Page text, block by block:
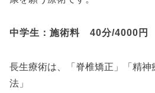
中学生：施術料 40分/4000円
長生療術は、「脊椎矯正」「精神
法」